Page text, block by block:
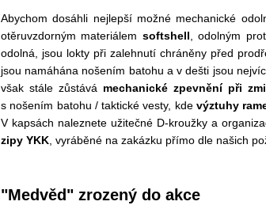
Abychom dosáhli nejlepší možné mechanické
otěruvzdorným materiálem softshell , odolným
odolná, jsou lokty při zalehnutí chráněny před
jsou namáhána nošením batohu a v dešti jsou
však stále zůstává mechanické zpevnění při
s nošením batohu / taktické vesty, kde výztuhy
V kapsách naleznete užitečné D-kroužky a
zipy YKK , vyráběné na zakázku přímo dle našich
"Medvěd" zrozený do akce